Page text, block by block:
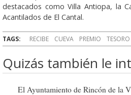
destacados como Villa Antiopa, la
Acantilados de El Cantal.
TAGS: RECIBE CUEVA PREMIO TESORO
Quizás también le
El Ayuntamiento de Rincón de la